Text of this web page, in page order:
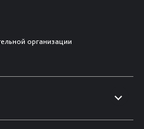
организации